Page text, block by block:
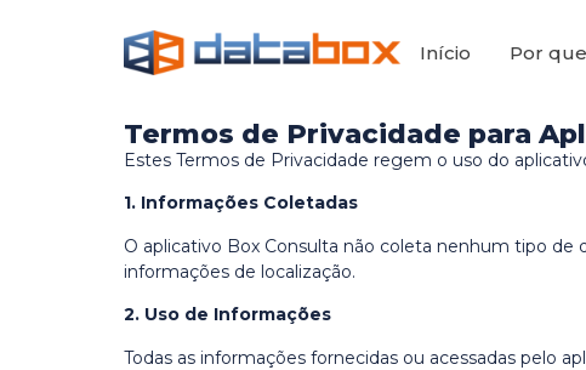
Início Por
Termos de Privacidade para
Estes Termos de Privacidade regem o uso do
1. Informações Coletadas
O aplicativo Box Consulta não coleta nenhum tipo de
informações de localização.
2. Uso de Informações
Todas as informações fornecidas ou acessadas pelo